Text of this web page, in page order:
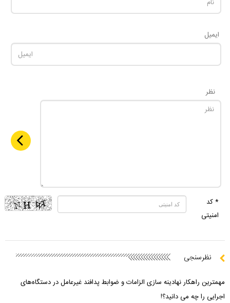
ایمیل
نظر
* کد
امنیتی
نظرسنجی
مهمترین راهکار نهادینه سازی الزامات و ضوابط پدافند غیرعامل در دستگاه‌های
اجرایی را چه می دانید؟!